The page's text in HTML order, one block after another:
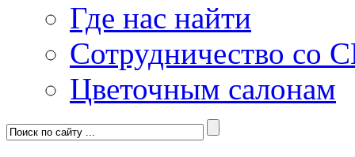
Где нас найти
Сотрудничество со
Цветочным салонам